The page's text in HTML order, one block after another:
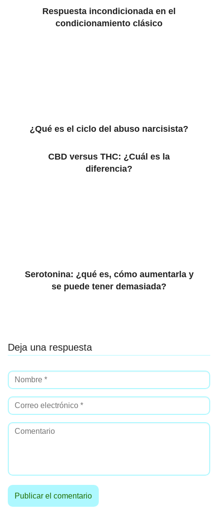
Respuesta incondicionada en el
condicionamiento clásico
¿Qué es el ciclo del abuso narcisista?
CBD versus THC: ¿Cuál es la
diferencia?
Serotonina: ¿qué es, cómo aumentarla y
se puede tener demasiada?
Deja una respuesta